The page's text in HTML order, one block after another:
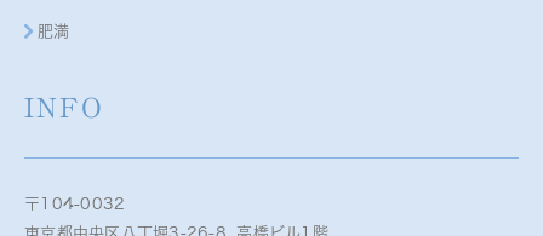
肥満
INFO
〒104-0032
東京都中央区八丁堀3-26-8 高橋ビル1階